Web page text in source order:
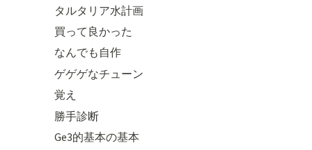
タルタリア水計画
買って良かった
なんでも自作
ゲゲゲなチューン
覚え
勝手診断
Ge3的基本の基本